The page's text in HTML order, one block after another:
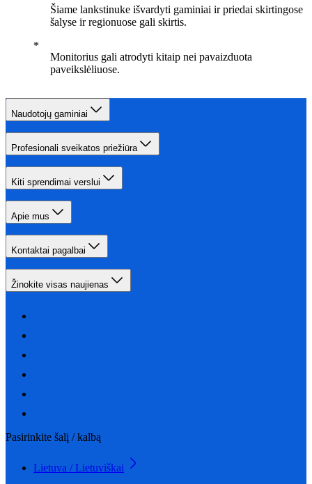
Šiame lankstinuke išvardyti gaminiai ir priedai skirtingose
šalyse ir regionuose gali skirtis.
Monitorius gali atrodyti kitaip nei pavaizduota
paveikslėliuose.
Naudotojų gaminiai
Profesionali sveikatos priežiūra
Kiti sprendimai verslui
Apie mus
Kontaktai pagalbai
Žinokite visas naujienas
Pasirinkite šalį / kalbą
Lietuva / Lietuviškai